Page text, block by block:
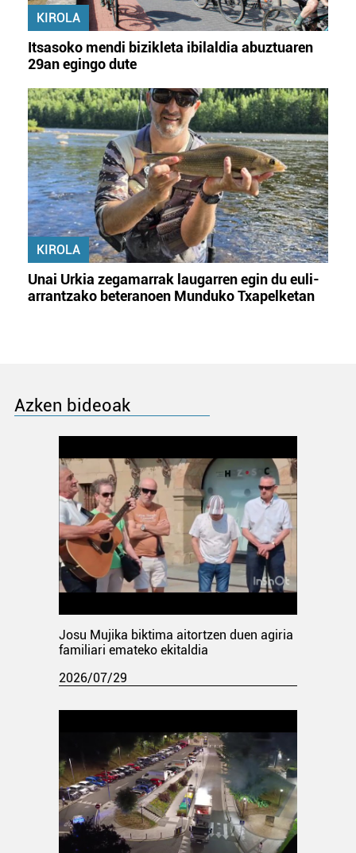
KIROLA
Itsasoko mendi bizikleta ibilaldia abuztuaren
29an egingo dute
KIROLA
Unai Urkia zegamarrak laugarren egin du euli-
arrantzako beteranoen Munduko Txapelketan
Azken bideoak
Josu Mujika biktima aitortzen duen agiria
familiari emateko ekitaldia
2026/07/29